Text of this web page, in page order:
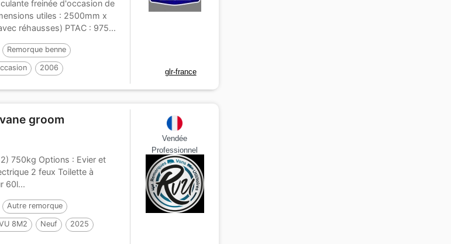
freinée d'occasion de
utiles : 2500mm x
réhausses) PTAC : 975...
Remorque benne
2006 glr-france
groom
750kg Options : Evier et
2 feux Toilette à
60l...
Autre remorque
8M2 Neuf 2025
Vendée
Professionnel